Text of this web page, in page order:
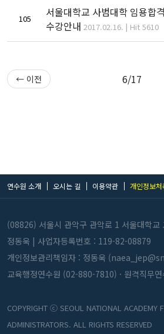
105
서울대학교 사범대학 임용합
수강안내 2017.02.16. | Hit 5610
← 이전 6/17
연수원 소개 오시는 길 이용약관 개인정보처
(08826) 서울시 관악구 관악로 1 서울대학교
정동욱 | 사업자등록번호 : 119-82-08879
개인정보관리책임자 : 정동욱
교육행정연수원 (02-880-7810) · 원격직무
COPYRIGHT ⓒ SEOUL NATIONAL ACADEMY
ADMINISTRATORS. ALL RIGHTS RESERVED